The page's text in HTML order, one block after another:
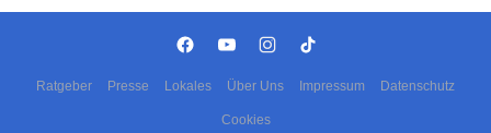
Ratgeber Presse Lokales Über Uns Impressum Datenschutz
Cookies